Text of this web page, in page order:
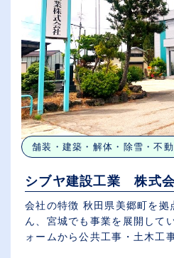
舗装・建築・解体・除雪・不
シブヤ建設工業 株式
会社の特徴 秋田県美郷町を拠
ん、宮城でも事業を展開して
ォームから公共工事・土木工